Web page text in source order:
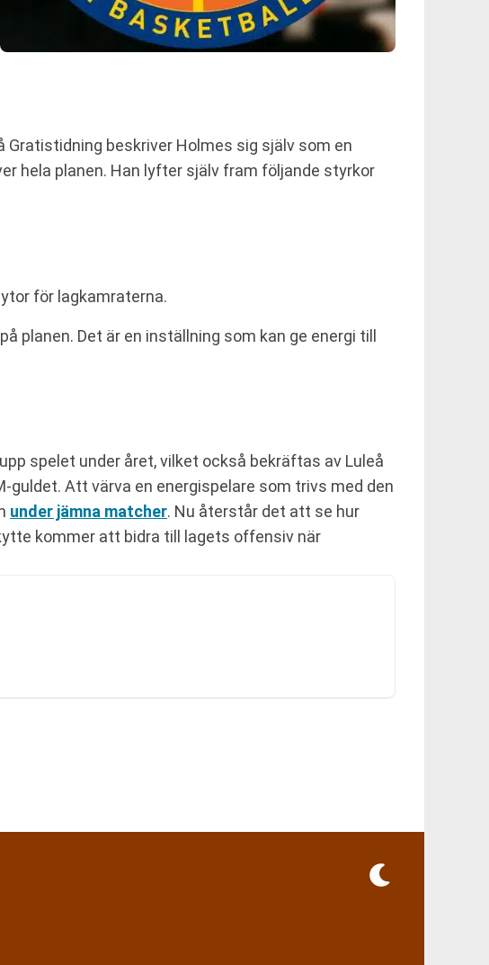
Gratistidning beskriver Holmes sig själv som en
hela planen. Han lyfter själv fram följande styrkor
för lagkamraterna.
planen. Det är en inställning som kan ge energi till
spelet under året, vilket också bekräftas av Luleå
Att värva en energispelare som trivs med den
under jämna matcher. Nu återstår det att se hur
kommer att bidra till lagets offensiv när